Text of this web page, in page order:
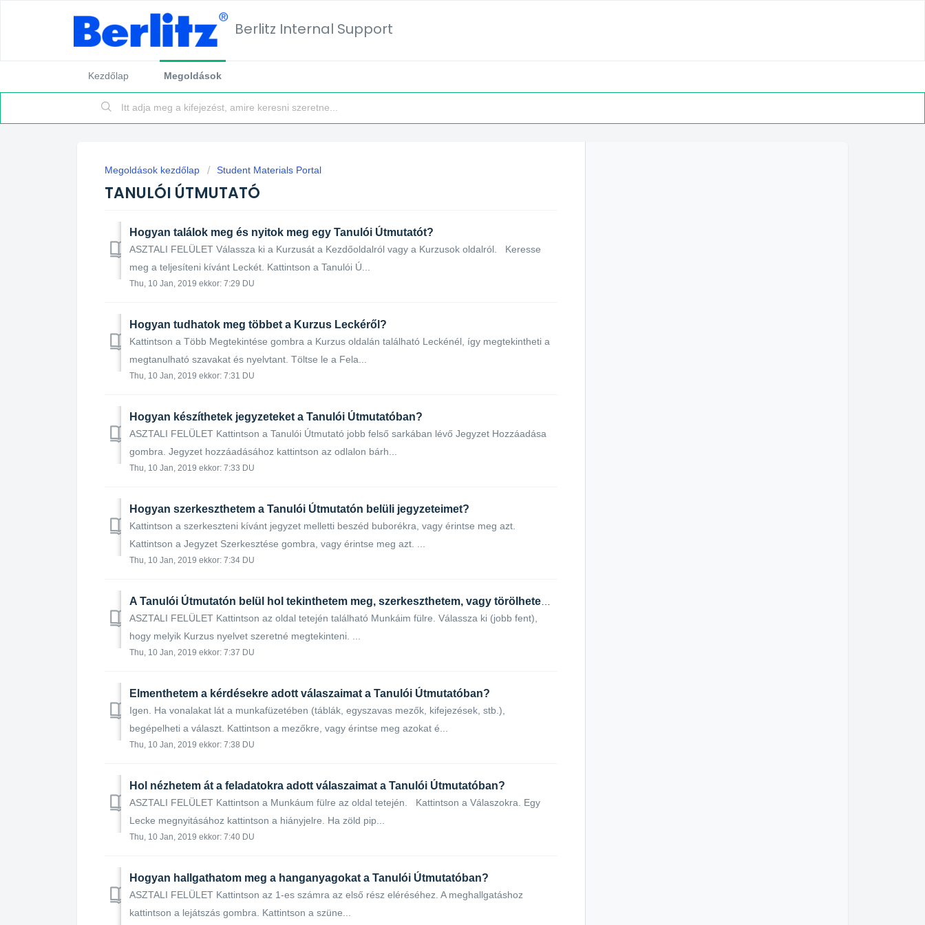
Berlitz Internal Support
Kezdőlap Megoldások
Megoldások kezdőlap Student Materials Portal
TANULÓI ÚTMUTATÓ
Hogyan találok meg és nyitok meg egy Tanulói Útmutatót?
ASZTALI FELÜLET Válassza ki a Kurzusát a Kezdőoldalról vagy a Kurzusok oldalról. Keresse
meg a teljesíteni kívánt Leckét. Kattintson a Tanulói Ú...
Thu, 10 Jan, 2019 ekkor: 7:29 DU
Hogyan tudhatok meg többet a Kurzus Leckéről?
Kattintson a Több Megtekintése gombra a Kurzus oldalán található Leckénél, így megtekintheti a
megtanulható szavakat és nyelvtant. Töltse le a Fela...
Thu, 10 Jan, 2019 ekkor: 7:31 DU
Hogyan készíthetek jegyzeteket a Tanulói Útmutatóban?
ASZTALI FELÜLET Kattintson a Tanulói Útmutató jobb felső sarkában lévő Jegyzet Hozzáadása
gombra. Jegyzet hozzáadásához kattintson az odlalon bárh...
Thu, 10 Jan, 2019 ekkor: 7:33 DU
Hogyan szerkeszthetem a Tanulói Útmutatón belüli jegyzeteimet?
Kattintson a szerkeszteni kívánt jegyzet melletti beszéd buborékra, vagy érintse meg azt.
Kattintson a Jegyzet Szerkesztése gombra, vagy érintse meg azt. ...
Thu, 10 Jan, 2019 ekkor: 7:34 DU
ASZTALI FELÜLET Kattintson az oldal tetején található Munkáim fülre. Válassza ki (jobb fent),
hogy melyik Kurzus nyelvet szeretné megtekinteni. ...
Thu, 10 Jan, 2019 ekkor: 7:37 DU
Elmenthetem a kérdésekre adott válaszaimat a Tanulói Útmutatóban?
Igen. Ha vonalakat lát a munkafüzetében (táblák, egyszavas mezők, kifejezések, stb.),
begépelheti a választ. Kattintson a mezőkre, vagy érintse meg azokat é...
Thu, 10 Jan, 2019 ekkor: 7:38 DU
Hol nézhetem át a feladatokra adott válaszaimat a Tanulói Útmutatóban?
ASZTALI FELÜLET Kattintson a Munkáum fülre az oldal tetején. Kattintson a Válaszokra. Egy
Lecke megnyitásához kattintson a hiányjelre. Ha zöld pip...
Thu, 10 Jan, 2019 ekkor: 7:40 DU
Hogyan hallgathatom meg a hanganyagokat a Tanulói Útmutatóban?
ASZTALI FELÜLET Kattintson az 1-es számra az első rész eléréséhez. A meghallgatáshoz
kattintson a lejátszás gombra. Kattintson a szüne...